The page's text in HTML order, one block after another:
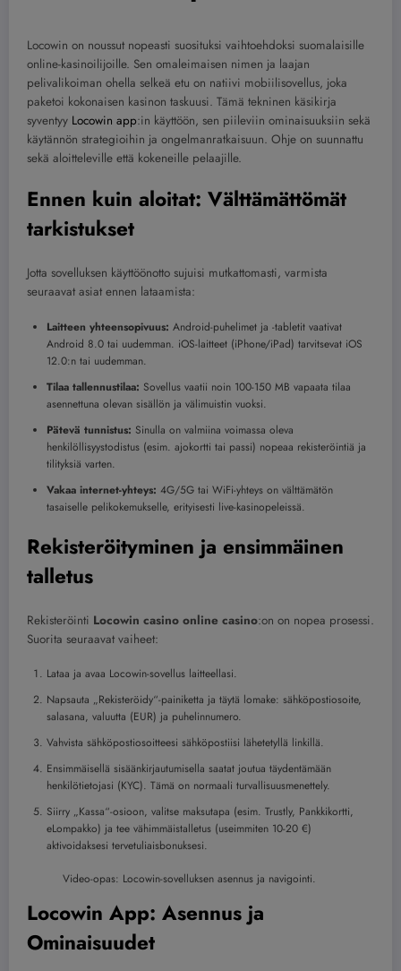
Locowin on noussut nopeasti suosituksi vaihtoehdoksi suomalaisille
online-kasinoilijoille. Sen omaleimaisen nimen ja laajan
pelivalikoiman ohella selkeä etu on natiivi mobiilisovellus, joka
paketoi kokonaisen kasinon taskuusi. Tämä tekninen käsikirja
syventyy Locowin app:in käyttöön, sen piileviin ominaisuuksiin sekä
käytännön strategioihin ja ongelmanratkaisuun. Ohje on suunnattu
sekä aloitteleville että kokeneille pelaajille.
Ennen kuin aloitat: Välttämättömät
tarkistukset
Jotta sovelluksen käyttöönotto sujuisi mutkattomasti, varmista
seuraavat asiat ennen lataamista:
Laitteen yhteensopivuus: Android-puhelimet ja -tabletit vaativat
Android 8.0 tai uudemman. iOS-laitteet (iPhone/iPad) tarvitsevat iOS
12.0:n tai uudemman.
Tilaa tallennustilaa: Sovellus vaatii noin 100-150 MB vapaata tilaa
asennettuna olevan sisällön ja välimuistin vuoksi.
Pätevä tunnistus: Sinulla on valmiina voimassa oleva
henkilöllisyystodistus (esim. ajokortti tai passi) nopeaa rekisteröintiä ja
tilityksiä varten.
Vakaa internet-yhteys: 4G/5G tai WiFi-yhteys on välttämätön
tasaiselle pelikokemukselle, erityisesti live-kasinopeleissä.
Rekisteröityminen ja ensimmäinen
talletus
Rekisteröinti Locowin casino online casino:on on nopea prosessi.
Suorita seuraavat vaiheet:
Lataa ja avaa Locowin-sovellus laitteellasi.
Napsauta „Rekisteröidy“-painiketta ja täytä lomake: sähköpostiosoite,
salasana, valuutta (EUR) ja puhelinnumero.
Vahvista sähköpostiosoitteesi sähköpostiisi lähetetyllä linkillä.
Ensimmäisellä sisäänkirjautumisella saatat joutua täydentämään
henkilötietojasi (KYC). Tämä on normaali turvallisuusmenettely.
Siirry „Kassa“-osioon, valitse maksutapa (esim. Trustly, Pankkikortti,
eLompakko) ja tee vähimmäistalletus (useimmiten 10-20 €)
aktivoidaksesi tervetuliaisbonuksesi.
Video-opas: Locowin-sovelluksen asennus ja navigointi.
Locowin App: Asennus ja
Ominaisuudet